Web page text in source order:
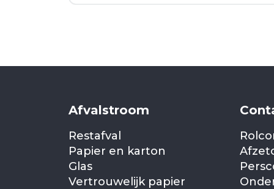
Afvalstroom
Restafval
Papier en karton
Glas
Vertrouwelijk papier